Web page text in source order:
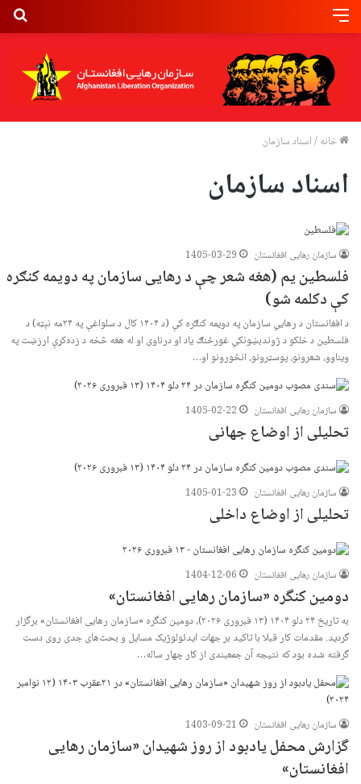
خانه/اسناد سازمان
اسناد سازمان
سازمان رهایی افغانستان 1405-03-29
فلسطین یم (هغه شعر چې د رهایی سازمان په دویمه کنګره
کې دکلمه شو)
د افغانستان د رهایي سازمان په دویمه کنګره کې (د ۱۴۰۴ کال د سلواغې په ۲۴مه نېټه) د
فلسطین د خلکو د ژوندبښونکي غورځنګ یاد او درناوی او له هغه څخه د زده‌کړې ارزښت په
ویناوو، شعرونو، پوسټرونو، انځورونو او…
سازمان رهایی افغانستان 1405-02-22
تحلیلی از اوضاع جهانی
سازمان رهایی افغانستان 1405-01-23
تحلیلی از اوضاع داخلی
سازمان رهایی افغانستان 1404-12-06
دومین کنگره «سازمان رهایی افغانستان»
به تاریخ ۲۴ دلو ۱۴۰۴ (۱۳ فبروری ۲۰۲۶)، دومین کنگره «سازمان رهایی افغانستان» برگزار
گردید. مقدمات کار قبلا با تاکید بر جهات ایدئولوژیک مسایل و بحث‌های جدی روی دست
گرفته شده بود که نتیجه آن جمعبندی از کار چهار ساله…
سازمان رهایی افغانستان 1403-09-21
گزارش محفل یادبود از روز شهیدان «سازمان رهایی
افغانستان»